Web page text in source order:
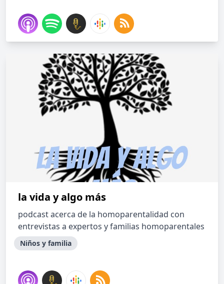
la vida y algo más
podcast acerca de la homoparentalidad con
entrevistas a expertos y familias homoparentales
Niños y familia